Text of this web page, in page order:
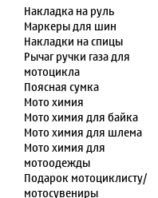
Накладка на руль
Маркеры для шин
Накладки на спицы
Рычаг ручки газа для
мотоцикла
Поясная сумка
Мото химия
Мото химия для байка
Мото химия для шлема
Мото химия для
мотоодежды
Подарок мотоциклисту/
мотосувениры